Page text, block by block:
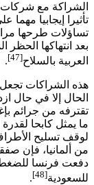
الشراكة مع شركات
تأثيرا إيجابيا مهما
تساؤلات طرحها
بعد انتهاكها
العربية بالسلاح[47]
.
هذه الشراكات
الحال إلا في حال
تقترفه من جرائم
ما يمثل كابحا
لوقف تسليح
من ألمانيا، فإن
دفعت فرنسا للضغط
للسعودية[48]
.